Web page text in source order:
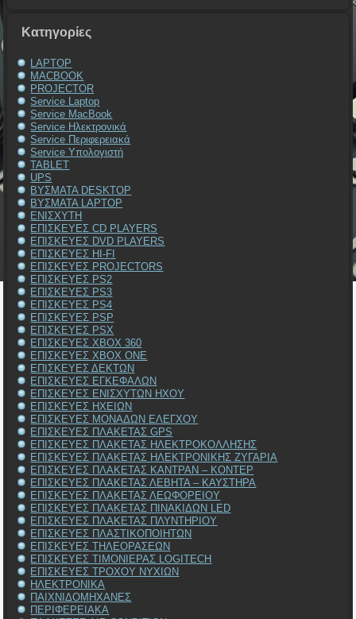
Kατηγορίες
LAPTOP
MACBOOK
PROJECTOR
Service Laptop
Service MacBook
Service Ηλεκτρονικά
Service Περιφερειακά
Service Υπολογιστή
TABLET
UPS
ΒΥΣΜΑΤΑ DESKTOP
ΒΥΣΜΑΤΑ LAPTOP
ΕΝΙΣΧΥΤΗ
ΕΠΙΣΚΕΥΕΣ CD PLAYERS
ΕΠΙΣΚΕΥΕΣ DVD PLAYERS
ΕΠΙΣΚΕΥΕΣ HI-FI
ΕΠΙΣΚΕΥΕΣ PROJECTORS
ΕΠΙΣΚΕΥΕΣ PS2
ΕΠΙΣΚΕΥΕΣ PS3
ΕΠΙΣΚΕΥΕΣ PS4
ΕΠΙΣΚΕΥΕΣ PSP
ΕΠΙΣΚΕΥΕΣ PSX
ΕΠΙΣΚΕΥΕΣ XBOX 360
ΕΠΙΣΚΕΥΕΣ XBOX ONE
ΕΠΙΣΚΕΥΕΣ ΔΕΚΤΩΝ
ΕΠΙΣΚΕΥΕΣ ΕΓΚΕΦΑΛΩΝ
ΕΠΙΣΚΕΥΕΣ ΕΝΙΣΧΥΤΩΝ ΗΧΟΥ
ΕΠΙΣΚΕΥΕΣ ΗΧΕΙΩΝ
ΕΠΙΣΚΕΥΕΣ ΜΟΝΑΔΩΝ ΕΛΕΓΧΟΥ
ΕΠΙΣΚΕΥΕΣ ΠΛΑΚΕΤΑΣ GPS
ΕΠΙΣΚΕΥΕΣ ΠΛΑΚΕΤΑΣ ΗΛΕΚΤΡΟΚΟΛΛΗΣΗΣ
ΕΠΙΣΚΕΥΕΣ ΠΛΑΚΕΤΑΣ ΗΛΕΚΤΡΟΝΙΚΗΣ ΖΥΓΑΡΙΑ
ΕΠΙΣΚΕΥΕΣ ΠΛΑΚΕΤΑΣ ΚΑΝΤΡΑΝ – ΚΟΝΤΕΡ
ΕΠΙΣΚΕΥΕΣ ΠΛΑΚΕΤΑΣ ΛΕΒΗΤΑ – ΚΑΥΣΤΗΡΑ
ΕΠΙΣΚΕΥΕΣ ΠΛΑΚΕΤΑΣ ΛΕΩΦΟΡΕΙΟΥ
ΕΠΙΣΚΕΥΕΣ ΠΛΑΚΕΤΑΣ ΠΙΝΑΚΙΔΩΝ LED
ΕΠΙΣΚΕΥΕΣ ΠΛΑΚΕΤΑΣ ΠΛΥΝΤΗΡΙΟΥ
ΕΠΙΣΚΕΥΕΣ ΠΛΑΣΤΙΚΟΠΟΙΗΤΩΝ
ΕΠΙΣΚΕΥΕΣ ΤΗΛΕΟΡΑΣΕΩΝ
ΕΠΙΣΚΕΥΕΣ ΤΙΜΟΝΙΕΡΑΣ LOGITECH
ΕΠΙΣΚΕΥΕΣ ΤΡΟΧΟΥ ΝΥΧΙΩΝ
ΗΛΕΚΤΡΟΝΙΚΑ
ΠΑΙΧΝΙΔΟΜΗΧΑΝΕΣ
ΠΕΡΙΦΕΡΕΙΑΚΑ